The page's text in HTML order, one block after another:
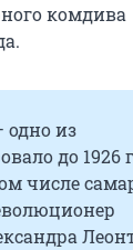
комдива
одно из
до 1926
числе